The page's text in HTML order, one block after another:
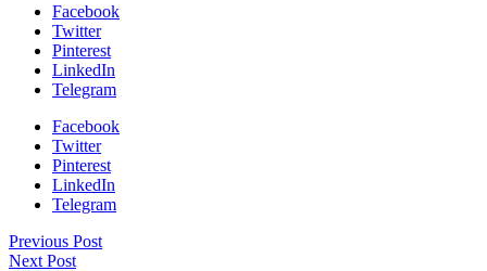
Facebook
Twitter
Pinterest
LinkedIn
Telegram
Facebook
Twitter
Pinterest
LinkedIn
Telegram
Previous Post
Next Post